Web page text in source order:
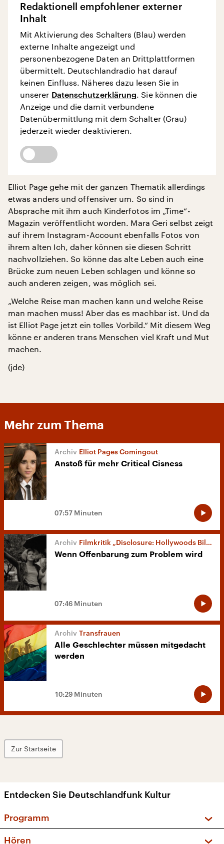
Redaktionell empfohlener externer
Inhalt
Mit Aktivierung des Schalters (Blau) werden
externe Inhalte angezeigt und
personenbezogene Daten an Drittplattformen
übermittelt. Deutschlandradio hat darauf
keinen Einfluss. Näheres dazu lesen Sie in
unserer Datenschutzerklärung. Sie können die
Anzeige und die damit verbundene
Datenübermittlung mit dem Schalter (Grau)
jederzeit wieder deaktivieren.
Elliot Page gehe mit der ganzen Thematik allerdings
etwas anders und offensiver um. So sind in
Absprache mit ihm auch Kinderfotos im „Time“-
Magazin veröffentlicht worden. Mara Geri selbst zeigt
auf ihrem Instagram-Account ebenfalls Fotos von
ihrem alten Ich, daher können sie diesen Schritt
nachvollziehen. So könne das alte Leben auch eine
Brücke zum neuen Leben schlagen und könne so
auch anderen zeigen, was möglich sei.
„Welche Reise man machen kann und welche Reise
man machen muss! Aber das es machbar ist. Und da
ist Elliot Page jetzt ein tolles Vorbild.“ Mit diesem Weg
könne er anderen trans Menschen viel Kraft und Mut
machen.
(jde)
Mehr zum Thema
Elliot Pages Comingout
Anstoß für mehr Critical Cisness
07:57 Minuten
Filmkritik „Disclosure: Hollywoods Bild von Transgender“
Wenn Offenbarung zum Problem wird
07:46 Minuten
Transfrauen
Alle Geschlechter müssen mitgedacht
werden
10:29 Minuten
Zur Startseite
Entdecken Sie Deutschlandfunk Kultur
Programm
Hören